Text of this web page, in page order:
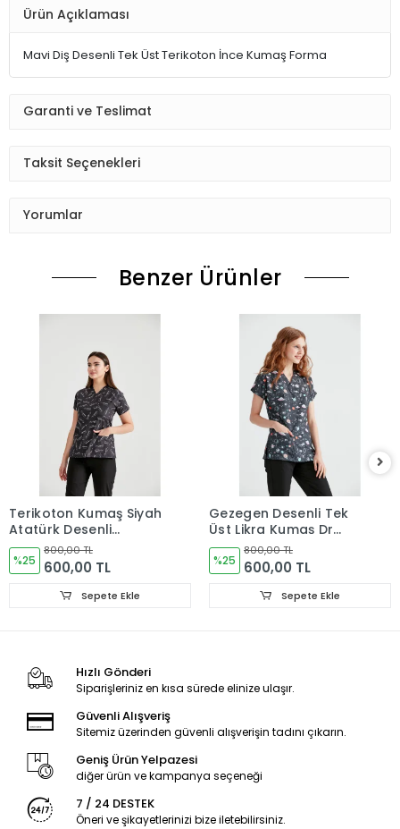
Ürün Açıklaması
Mavi Diş Desenli Tek Üst Terikoton İnce Kumaş Forma
Garanti ve Teslimat
Taksit Seçenekleri
Yorumlar
Benzer Ürünler
Terikoton Kumaş Siyah
Atatürk Desenli
Cerrahi Tek Üst Forma
V Yaka
%25
800,00 TL
600,00 TL
Sepete Ekle
Gezegen Desenli Tek
Üst Likra Kumaş Dr
Greys Kesim
%25
800,00 TL
600,00 TL
Sepete Ekle
Hızlı Gönderi
Siparişleriniz en kısa sürede elinize ulaşır.
Güvenli Alışveriş
Sitemiz üzerinden güvenli alışverişin tadını çıkarın.
Geniş Ürün Yelpazesi
diğer ürün ve kampanya seçeneği
7 / 24 DESTEK
Öneri ve şikayetlerinizi bize iletebilirsiniz.